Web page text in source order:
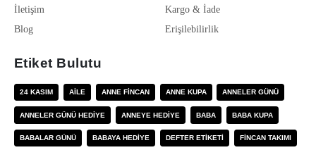
İletişim
Blog
Kargo & İade
Erişilebilirlik
Etiket Bulutu
24 KASIM AILE ANNE FINCAN ANNE KUPA ANNELER GÜNÜ
ANNELER GÜNÜ HEDIYE ANNEYE HEDIYE BABA BABA KUPA
BABALAR GÜNÜ BABAYA HEDIYE DEFTER ETIKETI FINCAN TAKIMI